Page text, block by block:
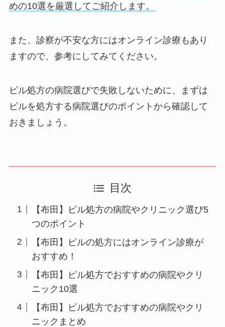
めの10選を厳選してご紹介します。
また、診察が不安な方にはオンライン診療もあり
ますので、参考にしてみてください。
ピル処方の病院選びで失敗しないために、まずは
ピルを処方する病院選びのポイントから確認して
おきましょう。
目次
【布田】ピル処方の病院やクリニック選び5
つのポイント
【布田】ピルの処方にはオンライン診療が
おすすめ！
【布田】ピル処方でおすすめの病院やクリ
ニック10選
【布田】ピル処方でおすすめの病院やクリ
ニックまとめ